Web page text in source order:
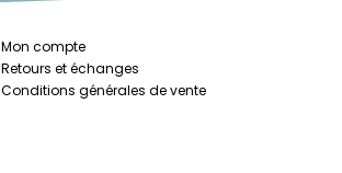
Mon compte
Retours et échanges
Conditions générales de vente